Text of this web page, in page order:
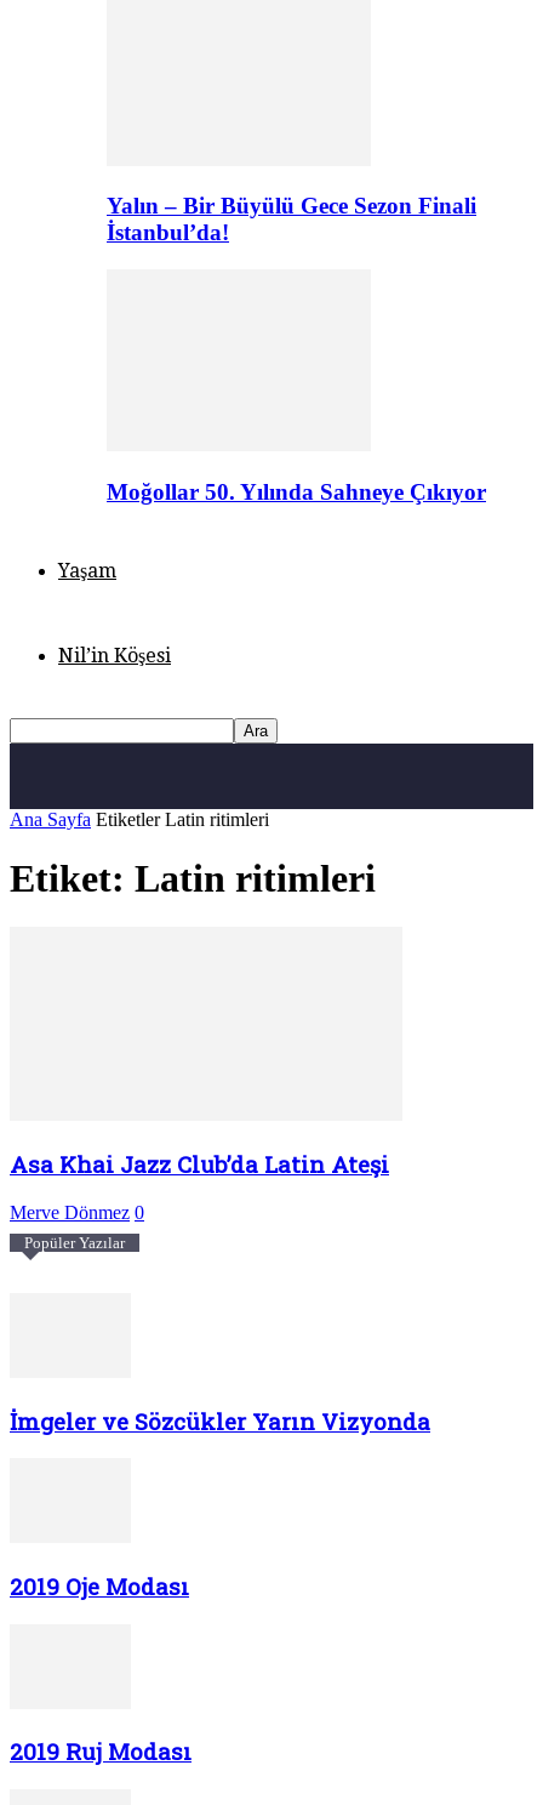
Yalın – Bir Büyülü Gece Sezon Finali
İstanbul’da!
Moğollar 50. Yılında Sahneye Çıkıyor
Yaşam
Nil’in Köşesi
Ana Sayfa Etiketler Latin ritimleri
Etiket: Latin ritimleri
Asa Khai Jazz Club’da Latin Ateşi
Merve Dönmez 0
Popüler Yazılar
İmgeler ve Sözcükler Yarın Vizyonda
2019 Oje Modası
2019 Ruj Modası